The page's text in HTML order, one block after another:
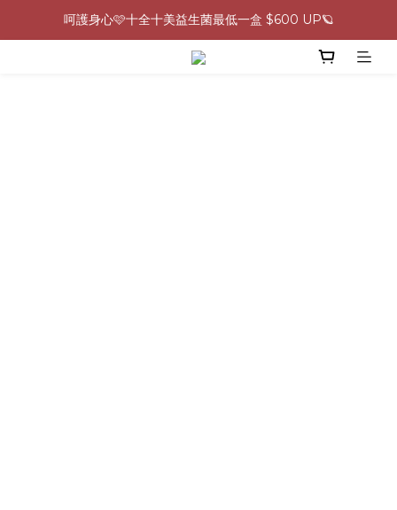
0805-0808指定商品滿$2000結帳88折💖
呵護身心🩷十全十美益生菌最低一盒 $600 UP🪐
生理期救星！暖宮調理組限時優惠✨